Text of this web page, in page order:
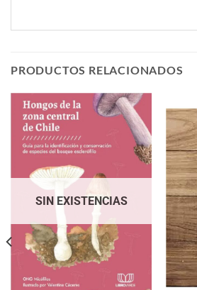
PRODUCTOS RELACIONADOS
SIN EXISTENCIAS